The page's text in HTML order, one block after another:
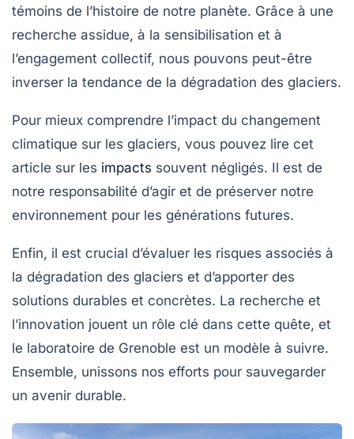
témoins de l’histoire de notre planète. Grâce à une
recherche assidue, à la sensibilisation et à
l’engagement collectif, nous pouvons peut-être
inverser la tendance de la dégradation des glaciers.
Pour mieux comprendre l’impact du changement
climatique sur les glaciers, vous pouvez lire cet
article sur les impacts souvent négligés. Il est de
notre responsabilité d’agir et de préserver notre
environnement pour les générations futures.
Enfin, il est crucial d’évaluer les risques associés à
la dégradation des glaciers et d’apporter des
solutions durables et concrètes. La recherche et
l’innovation jouent un rôle clé dans cette quête, et
le laboratoire de Grenoble est un modèle à suivre.
Ensemble, unissons nos efforts pour sauvegarder
un avenir durable.